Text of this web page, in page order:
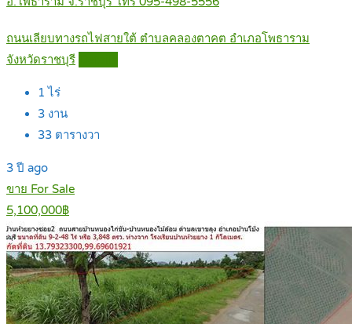
ถนนเลียบทางรถไฟสายใต้ ตำบลคลองตาคต อำเภอโพธาราม
จังหวัดราชบุรี
1 ไร่
3 งาน
33 ตารางวา
3 ปี ago
ขาย For Sale
5,100,000฿